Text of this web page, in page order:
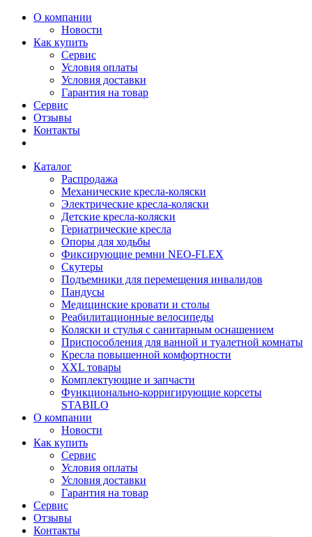
О компании
Новости
Как купить
Сервис
Условия оплаты
Условия доставки
Гарантия на товар
Сервис
Отзывы
Контакты
Каталог
Распродажа
Механические кресла-коляски
Электрические кресла-коляски
Детские кресла-коляски
Гериатрические кресла
Опоры для ходьбы
Фиксирующие ремни NEO-FLEX
Скутеры
Подъемники для перемещения инвалидов
Пандусы
Медицинские кровати и столы
Реабилитационные велосипеды
Коляски и стулья с санитарным оснащением
Приспособления для ванной и туалетной комнаты
Кресла повышенной комфортности
XXL товары
Комплектующие и запчасти
Функционально-корригирующие корсеты
STABILO
О компании
Новости
Как купить
Сервис
Условия оплаты
Условия доставки
Гарантия на товар
Сервис
Отзывы
Контакты